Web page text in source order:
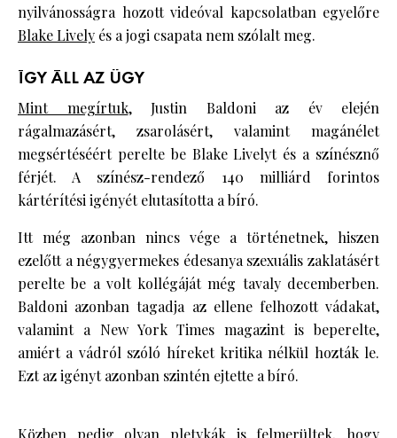
nyilvánosságra hozott videóval kapcsolatban egyelőre
Blake Lively és a jogi csapata nem szólalt meg.
ÍGY ÁLL AZ ÜGY
Mint megírtuk, Justin Baldoni az év elején
rágalmazásért, zsarolásért, valamint magánélet
megsértéséért perelte be Blake Livelyt és a színésznő
férjét. A színész-rendező 140 milliárd forintos
kártérítési igényét elutasította a bíró.
Itt még azonban nincs vége a történetnek, hiszen
ezelőtt a négygyermekes édesanya szexuális zaklatásért
perelte be a volt kollégáját még tavaly decemberben.
Baldoni azonban tagadja az ellene felhozott vádakat,
valamint a New York Times magazint is beperelte,
amiért a vádról szóló híreket kritika nélkül hozták le.
Ezt az igényt azonban szintén ejtette a bíró.
Közben pedig olyan pletykák is felmerültek, hogy